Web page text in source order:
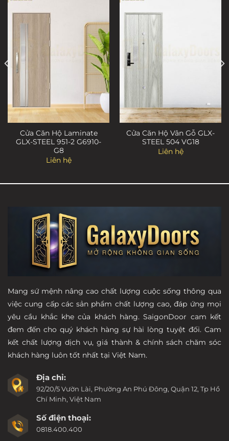
Cửa Căn Hộ Laminate
GLX-STEEL 951-2 G6910-
G8
Liên hệ
Cửa Căn Hộ Vân Gỗ GLX-
STEEL 504 VG18
Liên hệ
Mang sứ mệnh nâng cao chất lượng cuộc sống thông qua
việc cung cấp các sản phẩm chất lượng cao, đáp ứng mọi
yêu cầu khắc khe của khách hàng. SaigonDoor cam kết
đem đến cho quý khách hàng sự hài lòng tuyệt đối. Cam
kết chất lượng dịch vụ, giá thành & chính sách chăm sóc
khách hàng luôn tốt nhất tại Việt Nam.
Địa chỉ:
92/20/5 Vườn Lài, Phường An Phú Đông, Quận 12, Tp Hồ
Chí Minh, Việt Nam
Số điện thoại:
0818.400.400